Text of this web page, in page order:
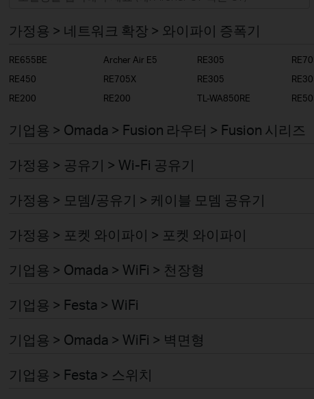
기업용
가정용 > 네트워크 확장 > 와이파이 증폭기
RE655BE Archer Air E5 RE305
RE450
RE705X RE305
RE200
RE200 TL-WA850RE
기업용 > Omada > Fusion 라우터 > Fusion 시리즈
가정용 > 공유기 > Wi-Fi 공유기
가정용 > 모뎀/공유기 > 케이블 모뎀 공유기
가정용 > 포켓 와이파이 > 포켓 와이파이
기업용 > Omada > WiFi > 천장형
기업용 > Festa > WiFi
기업용 > Omada > WiFi > 벽면형
기업용 > Festa > 스위치